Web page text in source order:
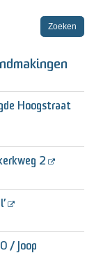
Hoogstraat
2
/ Joop